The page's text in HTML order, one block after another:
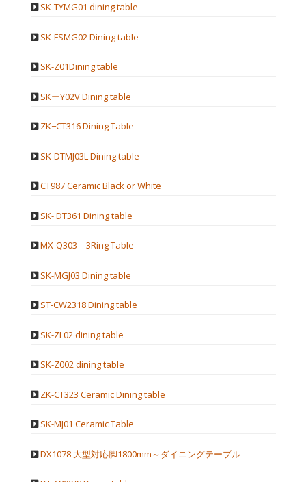
SK-TYMG01 dining table
SK-FSMG02 Dining table
SK-Z01Dining table
SKーY02V Dining table
ZK−CT316 Dining Table
SK-DTMJ03L Dining table
CT987 Ceramic Black or White
SK- DT361 Dining table
MX-Q303 3Ring Table
SK-MGJ03 Dining table
ST-CW2318 Dining table
SK-ZL02 dining table
SK-Z002 dining table
ZK-CT323 Ceramic Dining table
SK-MJ01 Ceramic Table
DX1078 大型対応脚1800mm～ダイニングテーブル